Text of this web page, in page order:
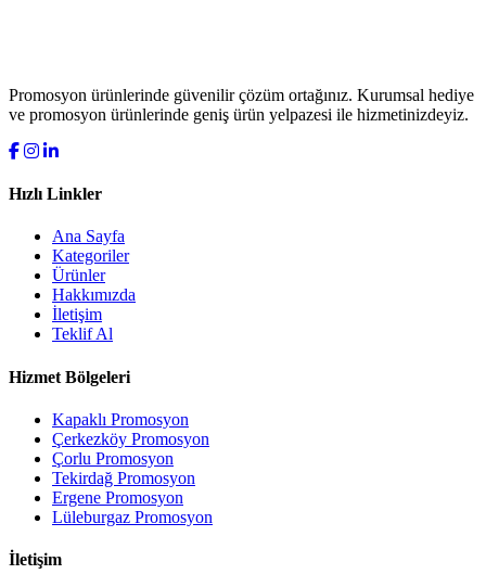
Promosyon ürünlerinde güvenilir çözüm ortağınız. Kurumsal hediye
ve promosyon ürünlerinde geniş ürün yelpazesi ile hizmetinizdeyiz.
Hızlı Linkler
Ana Sayfa
Kategoriler
Ürünler
Hakkımızda
İletişim
Teklif Al
Hizmet Bölgeleri
Kapaklı Promosyon
Çerkezköy Promosyon
Çorlu Promosyon
Tekirdağ Promosyon
Ergene Promosyon
Lüleburgaz Promosyon
İletişim